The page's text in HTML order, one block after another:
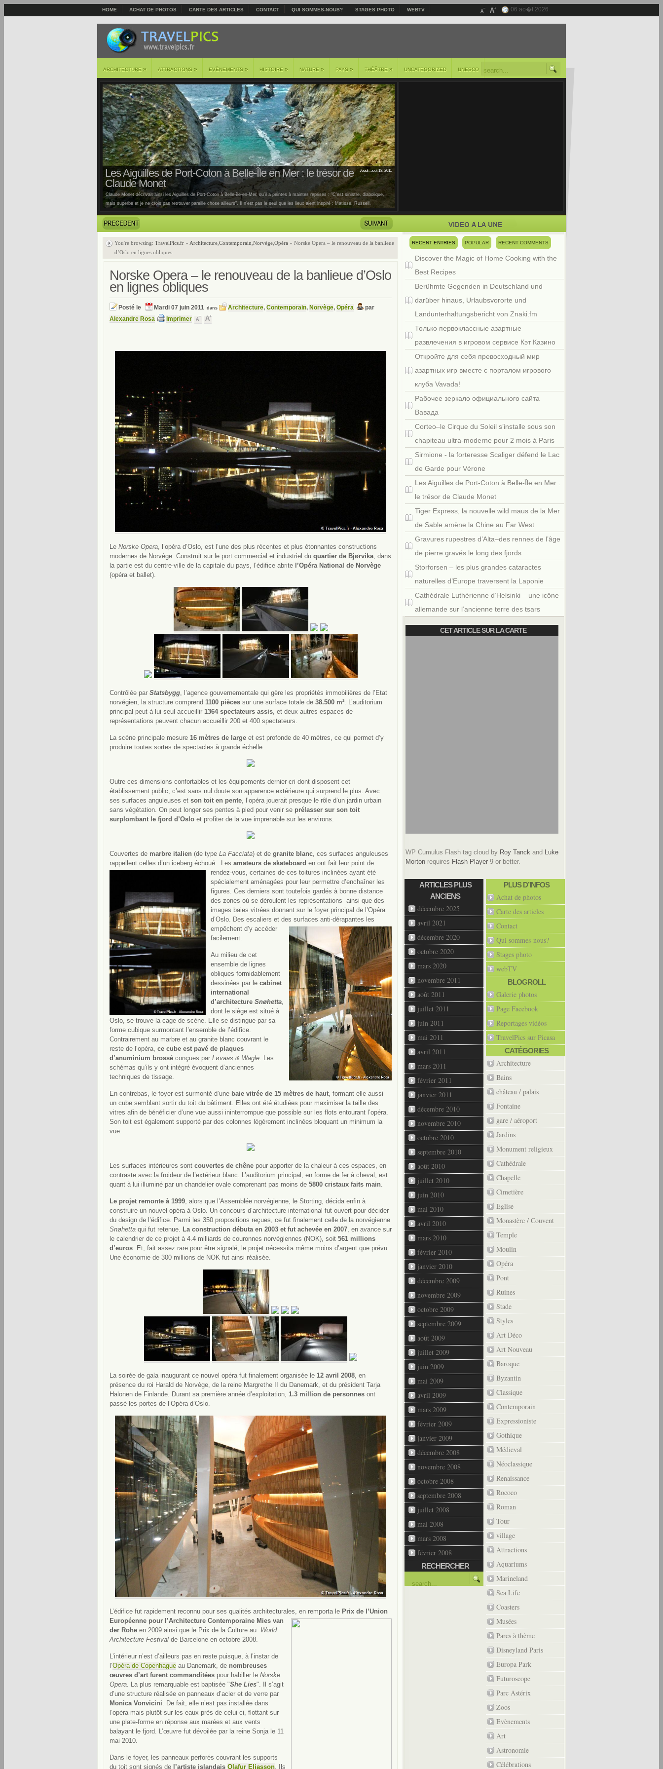
HOME ACHAT DE PHOTOS CARTE DES ARTICLES CONTACT QUI SOMMES-NOUS? STAGES PHOTO WEBTV 06 ao�t 2026
ARCHITECTURE » ATTRACTIONS » EVÈNEMENTS » HISTOIRE » NATURE » PAYS » THÉÂTRE » UNCATEGORIZED UNESCO
Jeudi, août 18, 2011
Les Aiguilles de Port-Coton à Belle-Île en Mer : le trésor de
Claude Monet
Claude Monet décrivait ainsi les Aiguilles de Port-Coton à Belle-île-en-Mer, qu’il a peintes à maintes reprises : "C’est sinistre, diabolique,
mais superbe et je ne crois pas retrouver pareille chose ailleurs". Il n’est pas le seul que les lieux aient inspiré : Matisse, Russell,
You're browsing: TravelPics.fr » Architecture Contemporain Norvège Opéra » Norske Opera – le renouveau de la banlieue
d’Oslo en lignes obliques
Norske Opera – le renouveau de la banlieue d’Oslo
en lignes obliques
Posté le Mardi 07 juin 2011 dans Architecture, Contemporain, Norvège, Opéra
par
Alexandre Rosa
Imprimer
Le Norske Opera, l’opéra d’Oslo, est l’une des plus récentes et plus étonnantes constructions
modernes de Norvège. Construit sur le port commercial et industriel du quartier de Bjørvika, dans
la partie est du centre-ville de la capitale du pays, l’édifice abrite l’Opéra National de Norvège
(opéra et ballet).
Contrôlée par Statsbygg, l’agence gouvernementale qui gère les propriétés immobilières de l’Etat
norvégien, la structure comprend 1100 pièces sur une surface totale de 38.500 m². L’auditorium
principal peut à lui seul accueillir 1364 spectateurs assis, et deux autres espaces de
représentations peuvent chacun accueillir 200 et 400 spectateurs.
La scène principale mesure 16 mètres de large et est profonde de 40 mètres, ce qui permet d’y
produire toutes sortes de spectacles à grande échelle.
Outre ces dimensions confortables et les équipements dernier cri dont disposent cet
établissement public, c’est sans nul doute son apparence extérieure qui surprend le plus. Avec
ses surfaces anguleuses et son toit en pente, l’opéra jouerait presque le rôle d’un jardin urbain
sans végétation. On peut longer ses pentes à pied pour venir se prélasser sur son toit
surplombant le fjord d’Oslo et profiter de la vue imprenable sur les environs.
Couvertes de marbre italien (de type La Facciata) et de granite blanc, ces surfaces anguleuses
rappellent celles d’un iceberg échoué. Les amateurs de skateboard en ont fait leur point de
rendez-vous, certaines de ces toitures inclinées ayant été
spécialement aménagées pour leur permettre d’enchaîner les
figures. Ces derniers sont toutefois gardés à bonne distance
des zones où se déroulent les représentations ainsi que des
images baies vitrées donnant sur le foyer principal de l’Opéra
d’Oslo. Des escaliers et des surfaces anti-dérapantes les
empêchent d’y accéder
facilement.
Au milieu de cet
ensemble de lignes
obliques formidablement
dessinées par le cabinet
international
d’architecture Snøhetta,
dont le siège est situé à
Oslo, se trouve la cage de scène. Elle se distingue par sa
forme cubique surmontant l’ensemble de l’édifice.
Contrairement au marbre et au granite blanc couvrant le
reste de l’opéra, ce cube est pavé de plaques
d’anuminium brossé conçues par Løvaas & Wagle. Les
schémas qu’ils y ont intégré évoquent d’anciennes
techniques de tissage.
En contrebas, le foyer est surmonté d’une baie vitrée de 15 mètres de haut, formant elle aussi
un cube semblant sortir du toit du bâtiment. Elles ont été étudiées pour maximiser la taille des
vitres afin de bénéficier d’une vue aussi ininterrompue que possible sur les flots entourant l’opéra.
Son toit est également supporté par des colonnes légèrement inclinées bloquant un minimum la
vue.
Les surfaces intérieures sont couvertes de chêne pour apporter de la chaleur à ces espaces, en
contraste avec la froideur de l’extérieur blanc. L’auditorium principal, en forme de fer à cheval, est
quant à lui illuminé par un chandelier ovale comprenant pas moins de 5800 cristaux faits main.
Le projet remonte à 1999, alors que l’Assemblée norvégienne, le Storting, décida enfin à
construire un nouvel opéra à Oslo. Un concours d’architecture international fut ouvert pour décider
du design de l’édifice. Parmi les 350 propositions reçues, ce fut finalement celle de la norvégienne
Snøhetta qui fut retenue. La construction débuta en 2003 et fut achevée en 2007, en avance sur
le calendrier de ce projet à 4.4 milliards de couronnes norvégiennes (NOK), soit 561 millions
d’euros. Et, fait assez rare pour être signalé, le projet nécessita même moins d’argent que prévu.
Une économie de 300 millions de NOK fut ainsi réalisée.
La soirée de gala inaugurant ce nouvel opéra fut finalement organisée le 12 avril 2008, en
présence du roi Harald de Norvège, de la reine Margrethe II du Danemark, et du président Tarja
Halonen de Finlande. Durant sa première année d’exploitation, 1.3 million de personnes ont
passé les portes de l’Opéra d’Oslo.
L’édifice fut rapidement reconnu pour ses qualités architecturales, en remporta le Prix de l’Union
Européenne pour l’Architecture Contemporaine Mies van
der Rohe en 2009 ainsi que le Prix de la Culture au World
Architecture Festival de Barcelone en octobre 2008.
L’intérieur n’est d’ailleurs pas en reste puisque, à l’instar de
l’Opéra de Copenhague au Danemark, de nombreuses
œuvres d’art furent commanditées pour habiller le Norske
Opera. La plus remarquable est baptisée "She Lies". Il s’agit
d’une structure réalisée en panneaux d’acier et de verre par
Monica Vonvicini. De fait, elle n’est pas installée dans
l’opéra mais plutôt sur les eaux près de celui-ci, flottant sur
une plate-forme en réponse aux marées et aux vents
balayant le fjord. L’œuvre fut dévoilée par la reine Sonja le 11
mai 2010.
Dans le foyer, les panneaux perforés couvrant les supports
du toit sont signés de l’artiste islandais Olafur Eliasson. Ils
RECENT ENTRIES POPULAR RECENT COMMENTS
Discover the Magic of Home Cooking with the
Best Recipes
Berühmte Gegenden in Deutschland und
darüber hinaus, Urlaubsvororte und
Landunterhaltungsbericht von Znaki.fm
Только первоклассные азартные
развлечения в игровом сервисе Кэт Казино
Откройте для себя превосходный мир
азартных игр вместе с порталом игрового
клуба Vavada!
Рабочее зеркало официального сайта
Вавада
Corteo–le Cirque du Soleil s’installe sous son
chapiteau ultra-moderne pour 2 mois à Paris
Sirmione - la forteresse Scaliger défend le Lac
de Garde pour Vérone
Les Aiguilles de Port-Coton à Belle-Île en Mer :
le trésor de Claude Monet
Tiger Express, la nouvelle wild maus de la Mer
de Sable amène la Chine au Far West
Gravures rupestres d’Alta–des rennes de l’âge
de pierre gravés le long des fjords
Storforsen – les plus grandes cataractes
naturelles d’Europe traversent la Laponie
Cathédrale Luthérienne d’Helsinki – une icône
allemande sur l’ancienne terre des tsars
CET ARTICLE SUR LA CARTE
WP Cumulus Flash tag cloud by Roy Tanck and Luke
Morton requires Flash Player 9 or better.
ARTICLES PLUS
ANCIENS
décembre 2025
avril 2021
décembre 2020
octobre 2020
mars 2020
novembre 2011
août 2011
juillet 2011
juin 2011
mai 2011
avril 2011
mars 2011
février 2011
janvier 2011
décembre 2010
novembre 2010
octobre 2010
septembre 2010
août 2010
juillet 2010
juin 2010
mai 2010
avril 2010
mars 2010
février 2010
janvier 2010
décembre 2009
novembre 2009
octobre 2009
septembre 2009
août 2009
juillet 2009
juin 2009
mai 2009
avril 2009
mars 2009
février 2009
janvier 2009
décembre 2008
novembre 2008
octobre 2008
septembre 2008
juillet 2008
mai 2008
mars 2008
février 2008
RECHERCHER
PLUS D’INFOS
Achat de photos
Carte des articles
Contact
Qui sommes-nous?
Stages photo
webTV
BLOGROLL
Galerie photos
Page Facebook
Reportages vidéos
TravelPics sur Picasa
CATÉGORIES
Architecture
Bains
château / palais
Fontaine
gare / aéroport
Jardins
Monument religieux
Cathédrale
Chapelle
Cimetière
Eglise
Monastère / Couvent
Temple
Moulin
Opéra
Pont
Ruines
Stade
Styles
Art Déco
Art Nouveau
Baroque
Byzantin
Classique
Contemporain
Expressioniste
Gothique
Médieval
Néoclassique
Renaissance
Rococo
Roman
Tour
village
Attractions
Aquariums
Marineland
Sea Life
Coasters
Musées
Parcs à thème
Disneyland Paris
Europa Park
Futuroscope
Parc Astérix
Zoos
Evènements
Art
Astronomie
Célébrations